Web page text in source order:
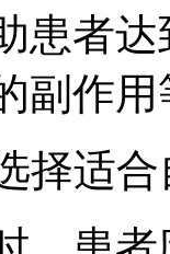
患者
副作用
择适